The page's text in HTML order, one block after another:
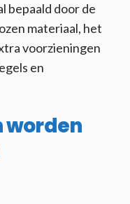
bepaald door de
materiaal, het
voorzieningen
en
worden